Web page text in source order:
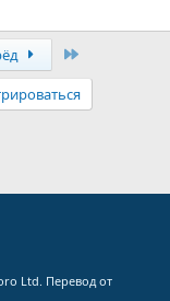
Ltd. Перевод от